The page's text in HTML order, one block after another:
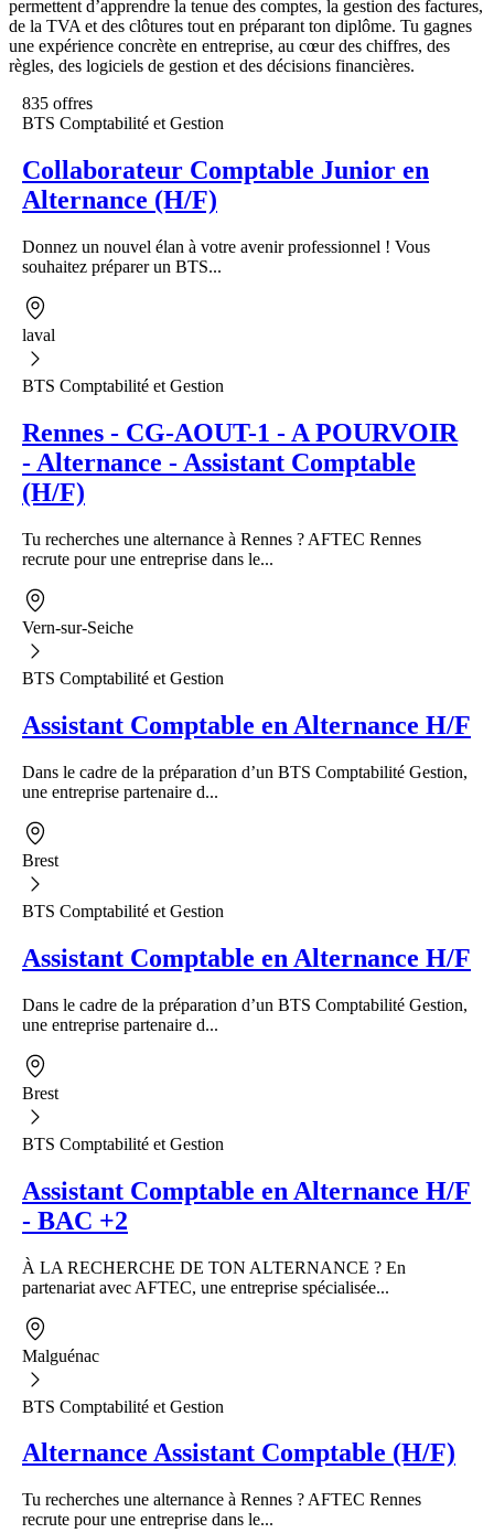
permettent d’apprendre la tenue des comptes, la gestion des factures,
de la TVA et des clôtures tout en préparant ton diplôme. Tu gagnes
une expérience concrète en entreprise, au cœur des chiffres, des
règles, des logiciels de gestion et des décisions financières.
835 offres
BTS Comptabilité et Gestion
Collaborateur Comptable Junior en
Alternance (H/F)
Donnez un nouvel élan à votre avenir professionnel ! Vous
souhaitez préparer un BTS...
laval
BTS Comptabilité et Gestion
Rennes - CG-AOUT-1 - A POURVOIR
- Alternance - Assistant Comptable
(H/F)
Tu recherches une alternance à Rennes ? AFTEC Rennes
recrute pour une entreprise dans le...
Vern-sur-Seiche
BTS Comptabilité et Gestion
Assistant Comptable en Alternance H/F
Dans le cadre de la préparation d’un BTS Comptabilité Gestion,
une entreprise partenaire d...
Brest
BTS Comptabilité et Gestion
Assistant Comptable en Alternance H/F
Dans le cadre de la préparation d’un BTS Comptabilité Gestion,
une entreprise partenaire d...
Brest
BTS Comptabilité et Gestion
Assistant Comptable en Alternance H/F
- BAC +2
À LA RECHERCHE DE TON ALTERNANCE ? En
partenariat avec AFTEC, une entreprise spécialisée...
Malguénac
BTS Comptabilité et Gestion
Alternance Assistant Comptable (H/F)
Tu recherches une alternance à Rennes ? AFTEC Rennes
recrute pour une entreprise dans le...